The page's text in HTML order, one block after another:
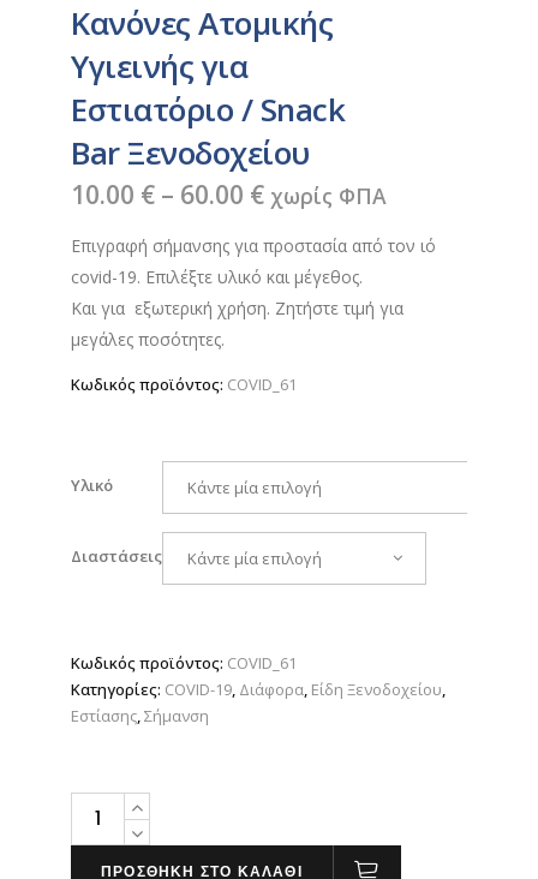
Κανόνες Ατομικής
Υγιεινής για
Eστιατόριο / Snack
Bar Ξενοδοχείου
10.00 € – 60.00 €Price
10.00 €
through
60.00 €
χωρίς ΦΠΑ
Επιγραφή σήμανσης για προστασία από τον ιό
covid-19. Επιλέξτε υλικό και μέγεθος.
Και για εξωτερική χρήση. Ζητήστε τιμή για
μεγάλες ποσότητες.
Κωδικός προϊόντος: COVID_61
Υλικό Κάντε μία επιλογή
Διαστάσεις Κάντε μία επιλογή
Κωδικός προϊόντος: COVID_61
Κατηγορίες: COVID-19, Διάφορα, Είδη Ξενοδοχείου,
Εστίασης,Σήμανση
Κανόνες
Ατομικής
Υγιεινής
ΠΡΟΣΘΗΚΗ ΣΤΟ ΚΑΛΑΘΙ